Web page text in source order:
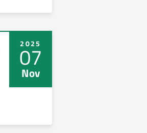
2025
07
Nov